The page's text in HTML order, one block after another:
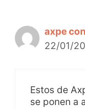
axpe
22/01/
Estos de
se ponen a